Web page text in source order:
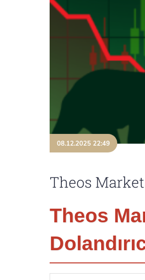
08.12.2025 22:49
Theos
Theos